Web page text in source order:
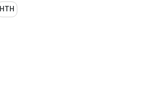
НТН